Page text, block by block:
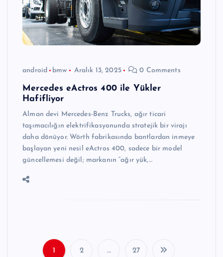
android bmw Aralık 13, 2025 0 Comments
Mercedes eActros 400 ile Yükler
Hafifliyor
Alman devi Mercedes-Benz Trucks, ağır ticari
taşımacılığın elektrifikasyonunda stratejik bir virajı
daha dönüyor. Wörth fabrikasında bantlardan inmeye
başlayan yeni nesil eActros 400, sadece bir model
güncellemesi değil; markanın “ağır yük,…
1 2 … 27